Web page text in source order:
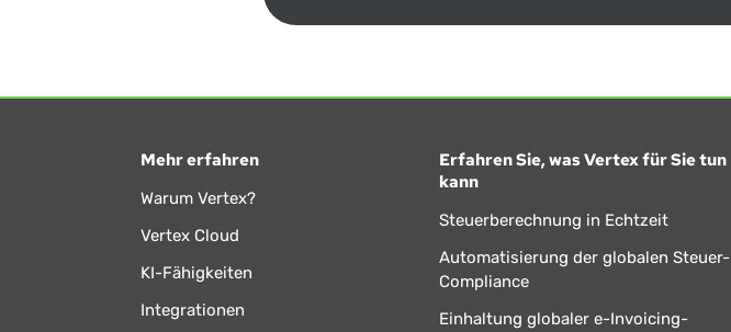
Mehr erfahren
Warum Vertex?
Vertex Cloud
KI-Fähigkeiten
Integrationen
Erfahren Sie, was Vertex für Sie tun
kann
Steuerberechnung in Echtzeit
Automatisierung der globalen Steuer-
Compliance
Einhaltung globaler e-Invoicing-